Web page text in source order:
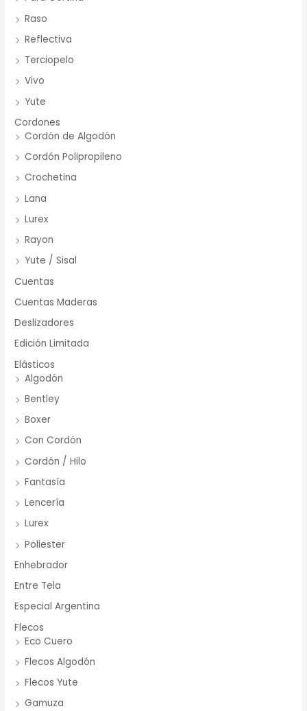
Raso
Reflectiva
Terciopelo
Vivo
Yute
Cordones
Cordón de Algodón
Cordón Polipropileno
Crochetina
Lana
Lurex
Rayon
Yute / Sisal
Cuentas
Cuentas Maderas
Deslizadores
Edición Limitada
Elásticos
Algodón
Bentley
Boxer
Con Cordón
Cordón / Hilo
Fantasía
Lencería
Lurex
Poliester
Enhebrador
Entre Tela
Especial Argentina
Flecos
Eco Cuero
Flecos Algodón
Flecos Yute
Gamuza